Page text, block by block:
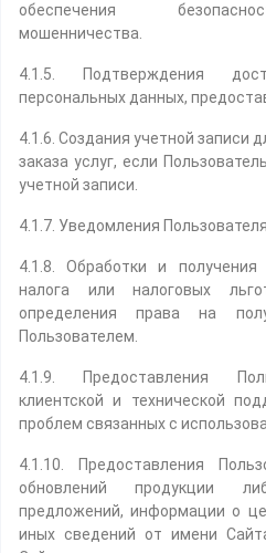
обеспечения
мошенничества.
4.1.5. Подтверждения
персональных данных,
4.1.6. Создания учетной записи
заказа услуг, если
учетной записи.
4.1.7. Уведомления
4.1.8. Обработки и
налога или налоговых
определения права на
Пользователем.
4.1.9. Предоставления
клиентской и технической
проблем связанных с
4.1.10. Предоставления
обновлений продукции
предложений, информации о
иных сведений от имени